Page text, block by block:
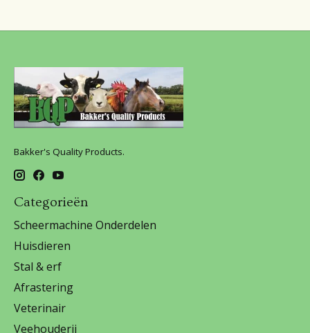
Bakker's Quality Products.
Categorieën
Scheermachine Onderdelen
Huisdieren
Stal & erf
Afrastering
Veterinair
Veehouderij